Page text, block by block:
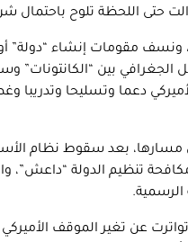
ونسف مقومات إنشاء “دولة”
بين “الكانتونات”
دعما وتسليحا وتدريبا
بعد سقوط نظام
تنظيم الدولة “داعش”،
الرسمية.
عن تغير الموقف